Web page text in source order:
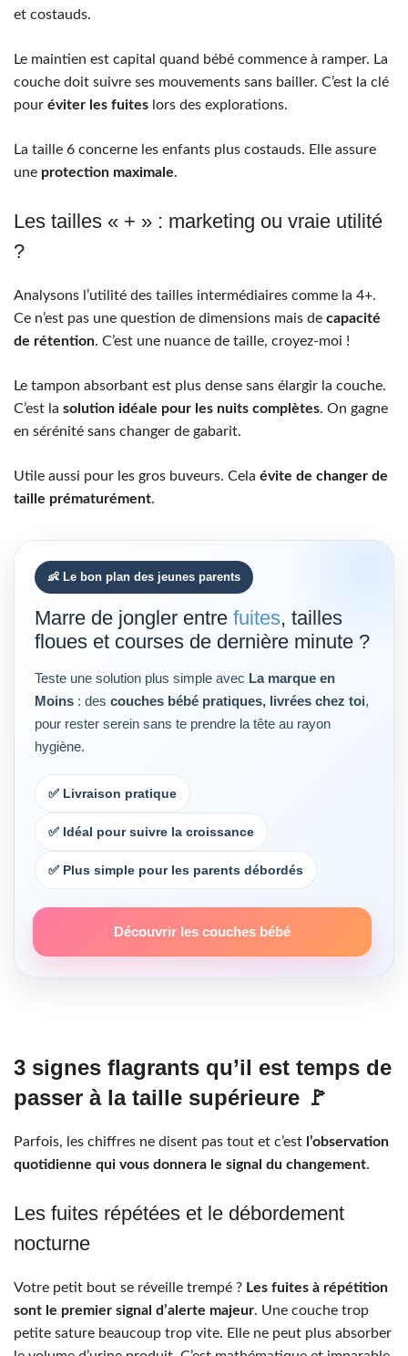
et costauds.
Le maintien est capital quand bébé commence à ramper. La
couche doit suivre ses mouvements sans bailler. C’est la clé
pour éviter les fuites lors des explorations.
La taille 6 concerne les enfants plus costauds. Elle assure
une protection maximale.
Les tailles « + » : marketing ou vraie utilité
?
Analysons l’utilité des tailles intermédiaires comme la 4+.
Ce n’est pas une question de dimensions mais de capacité
de rétention. C’est une nuance de taille, croyez-moi !
Le tampon absorbant est plus dense sans élargir la couche.
C’est la solution idéale pour les nuits complètes. On gagne
en sérénité sans changer de gabarit.
Utile aussi pour les gros buveurs. Cela évite de changer de
taille prématurément.
👶 Le bon plan des jeunes parents
Marre de jongler entre fuites, tailles
floues et courses de dernière minute ?
Teste une solution plus simple avec La marque en
Moins : des couches bébé pratiques, livrées chez toi,
pour rester serein sans te prendre la tête au rayon
hygiène.
✅ Livraison pratique
✅ Idéal pour suivre la croissance
✅ Plus simple pour les parents débordés
Découvrir les couches bébé
3 signes flagrants qu’il est temps de
passer à la taille supérieure 🚩
Parfois, les chiffres ne disent pas tout et c’est l’observation
quotidienne qui vous donnera le signal du changement.
Les fuites répétées et le débordement
nocturne
Votre petit bout se réveille trempé ? Les fuites à répétition
sont le premier signal d’alerte majeur. Une couche trop
petite sature beaucoup trop vite. Elle ne peut plus absorber